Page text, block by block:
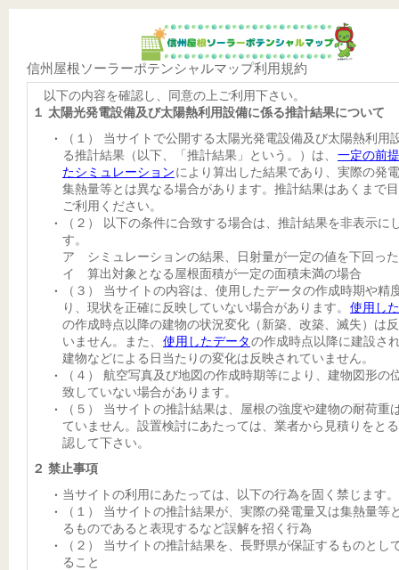
信州屋根ソーラーポテンシャルマップ利用規約
以下の内容を確認し、同意の上ご利用下さい。
１ 太陽光発電設備及び太陽熱利用設備に係る推計結果について
（１） 当サイトで公開する太陽光発電設備及び太陽熱利用
る推計結果（以下、「推計結果」という。）は、 一定の前
たシミュレーションにより算出した結果であり、実際の発
集熱量等とは異なる場合があります。推計結果はあくまで
ご利用ください。
（２） 以下の条件に合致する場合は、推計結果を非表示に
す。
ア シミュレーションの結果、日射量が一定の値を下回っ
イ 算出対象となる屋根面積が一定の面積未満の場合
（３） 当サイトの内容は、使用したデータの作成時期や精
り、現状を正確に反映していない場合があります。 使用し
の作成時点以降の建物の状況変化（新築、改築、滅失）は
いません。また、 使用したデータの作成時点以降に建設さ
建物などによる日当たりの変化は反映されていません。
（４） 航空写真及び地図の作成時期等により、建物図形の
致していない場合があります。
（５） 当サイトの推計結果は、屋根の強度や建物の耐荷重
ていません。設置検討にあたっては、業者から見積りをと
認して下さい。
２ 禁止事項
当サイトの利用にあたっては、以下の行為を固く禁じます。
（１） 当サイトの推計結果が、実際の発電量又は集熱量等
るものであると表現するなど誤解を招く行為
（２） 当サイトの推計結果を、長野県が保証するものとし
ること